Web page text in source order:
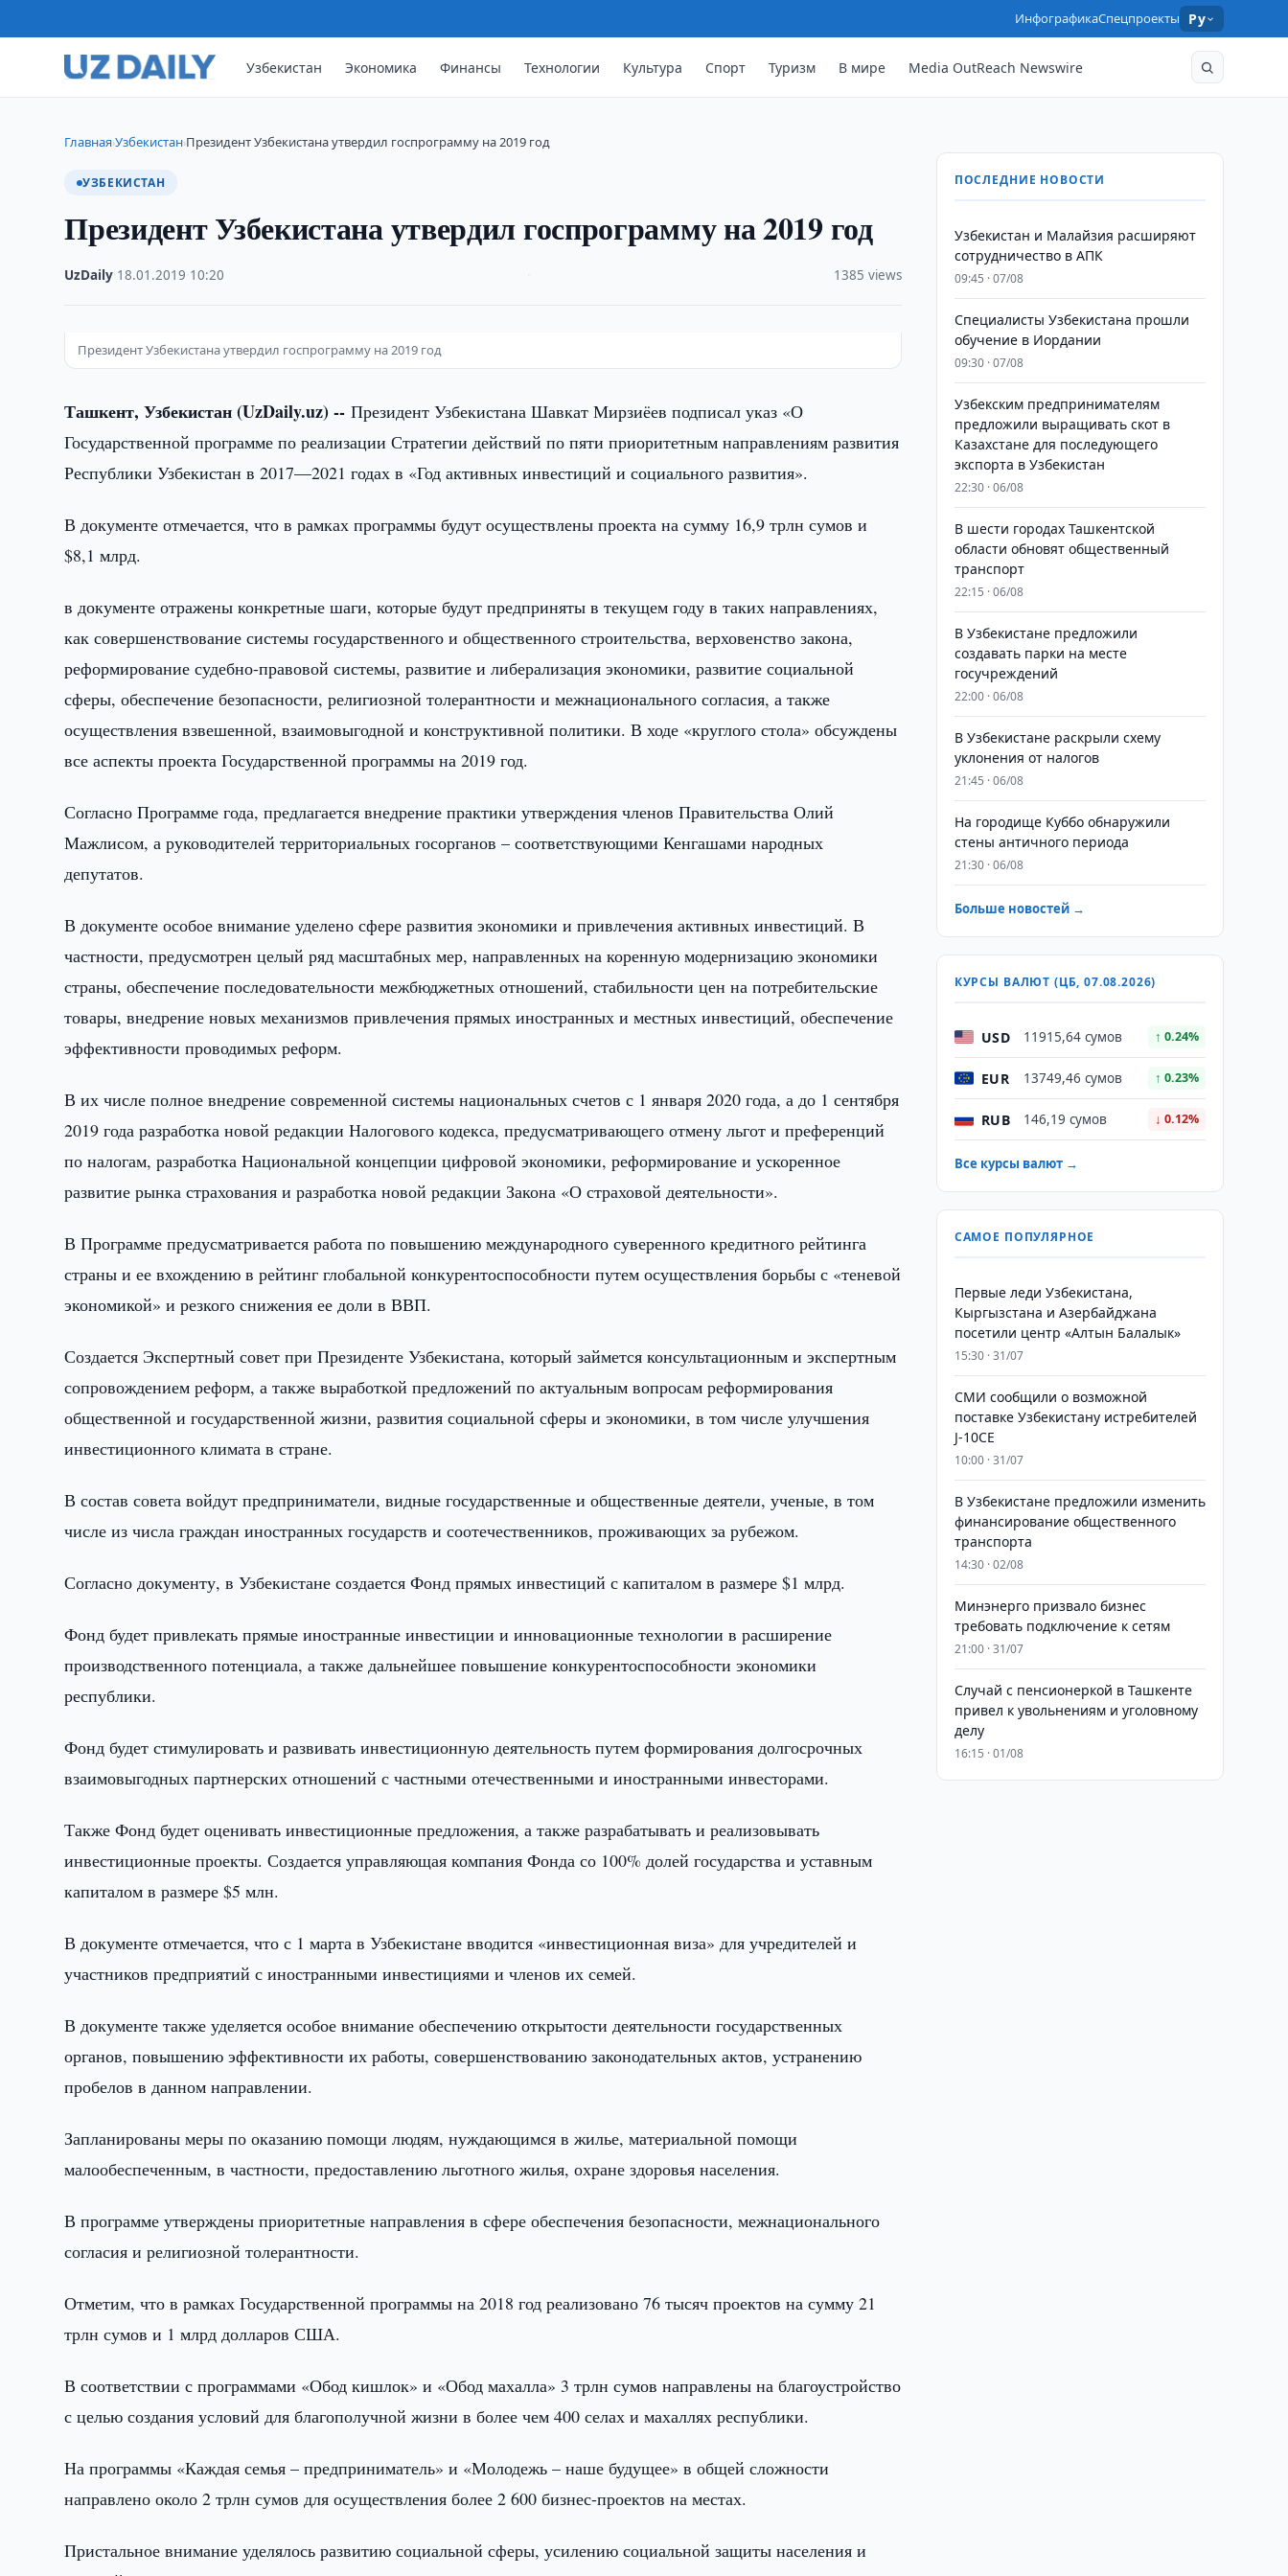
ИнфографикаСпецпроекты Ру
Узбекистан Экономика Финансы Технологии Культура Спорт Туризм В мире Media OutReach Newswire
Главная›Узбекистан›Президент Узбекистана утвердил госпрограмму на 2019 год
УЗБЕКИСТАН
Президент Узбекистана утвердил госпрограмму на 2019 год
UzDaily 18.01.2019 10:20 1385 views
Президент Узбекистана утвердил госпрограмму на 2019 год
Ташкент, Узбекистан (UzDaily.uz) --Президент Узбекистана Шавкат Мирзиёев подписал указ «О
Государственной программе по реализации Стратегии действий по пяти приоритетным направлениям развития
Республики Узбекистан в 2017—2021 годах в «Год активных инвестиций и социального развития».
В документе отмечается, что в рамках программы будут осуществлены проекта на сумму 16,9 трлн сумов и
$8,1 млрд.
в документе отражены конкретные шаги, которые будут предприняты в текущем году в таких направлениях,
как совершенствование системы государственного и общественного строительства, верховенство закона,
реформирование судебно-правовой системы, развитие и либерализация экономики, развитие социальной
сферы, обеспечение безопасности, религиозной толерантности и межнационального согласия, а также
осуществления взвешенной, взаимовыгодной и конструктивной политики. В ходе «круглого стола» обсуждены
все аспекты проекта Государственной программы на 2019 год.
Согласно Программе года, предлагается внедрение практики утверждения членов Правительства Олий
Мажлисом, а руководителей территориальных госорганов – соответствующими Кенгашами народных
депутатов.
В документе особое внимание уделено сфере развития экономики и привлечения активных инвестиций. В
частности, предусмотрен целый ряд масштабных мер, направленных на коренную модернизацию экономики
страны, обеспечение последовательности межбюджетных отношений, стабильности цен на потребительские
товары, внедрение новых механизмов привлечения прямых иностранных и местных инвестиций, обеспечение
эффективности проводимых реформ.
В их числе полное внедрение современной системы национальных счетов с 1 января 2020 года, а до 1 сентября
2019 года разработка новой редакции Налогового кодекса, предусматривающего отмену льгот и преференций
по налогам, разработка Национальной концепции цифровой экономики, реформирование и ускоренное
развитие рынка страхования и разработка новой редакции Закона «О страховой деятельности».
В Программе предусматривается работа по повышению международного суверенного кредитного рейтинга
страны и ее вхождению в рейтинг глобальной конкурентоспособности путем осуществления борьбы с «теневой
экономикой» и резкого снижения ее доли в ВВП.
Создается Экспертный совет при Президенте Узбекистана, который займется консультационным и экспертным
сопровождением реформ, а также выработкой предложений по актуальным вопросам реформирования
общественной и государственной жизни, развития социальной сферы и экономики, в том числе улучшения
инвестиционного климата в стране.
В состав совета войдут предприниматели, видные государственные и общественные деятели, ученые, в том
числе из числа граждан иностранных государств и соотечественников, проживающих за рубежом.
Согласно документу, в Узбекистане создается Фонд прямых инвестиций с капиталом в размере $1 млрд.
Фонд будет привлекать прямые иностранные инвестиции и инновационные технологии в расширение
производственного потенциала, а также дальнейшее повышение конкурентоспособности экономики
республики.
Фонд будет стимулировать и развивать инвестиционную деятельность путем формирования долгосрочных
взаимовыгодных партнерских отношений с частными отечественными и иностранными инвесторами.
Также Фонд будет оценивать инвестиционные предложения, а также разрабатывать и реализовывать
инвестиционные проекты. Создается управляющая компания Фонда со 100% долей государства и уставным
капиталом в размере $5 млн.
В документе отмечается, что с 1 марта в Узбекистане вводится «инвестиционная виза» для учредителей и
участников предприятий с иностранными инвестициями и членов их семей.
В документе также уделяется особое внимание обеспечению открытости деятельности государственных
органов, повышению эффективности их работы, совершенствованию законодательных актов, устранению
пробелов в данном направлении.
Запланированы меры по оказанию помощи людям, нуждающимся в жилье, материальной помощи
малообеспеченным, в частности, предоставлению льготного жилья, охране здоровья населения.
В программе утверждены приоритетные направления в сфере обеспечения безопасности, межнационального
согласия и религиозной толерантности.
Отметим, что в рамках Государственной программы на 2018 год реализовано 76 тысяч проектов на сумму 21
трлн сумов и 1 млрд долларов США.
В соответствии с программами «Обод кишлок» и «Обод махалла» 3 трлн сумов направлены на благоустройство
с целью создания условий для благополучной жизни в более чем 400 селах и махаллях республики.
На программы «Каждая семья – предприниматель» и «Молодежь – наше будущее» в общей сложности
направлено около 2 трлн сумов для осуществления более 2 600 бизнес-проектов на местах.
Пристальное внимание уделялось развитию социальной сферы, усилению социальной защиты населения и
ПОСЛЕДНИЕ НОВОСТИ
Узбекистан и Малайзия расширяют
сотрудничество в АПК
09:45 · 07/08
Специалисты Узбекистана прошли
обучение в Иордании
09:30 · 07/08
Узбекским предпринимателям
предложили выращивать скот в
Казахстане для последующего
экспорта в Узбекистан
22:30 · 06/08
В шести городах Ташкентской
области обновят общественный
транспорт
22:15 · 06/08
В Узбекистане предложили
создавать парки на месте
госучреждений
22:00 · 06/08
В Узбекистане раскрыли схему
уклонения от налогов
21:45 · 06/08
На городище Куббо обнаружили
стены античного периода
21:30 · 06/08
Больше новостей →
КУРСЫ ВАЛЮТ (ЦБ, 07.08.2026)
USD 11915,64 сумов ↑ 0.24%
EUR 13749,46 сумов ↑ 0.23%
RUB 146,19 сумов ↓ 0.12%
Все курсы валют →
САМОЕ ПОПУЛЯРНОЕ
Первые леди Узбекистана,
Кыргызстана и Азербайджана
посетили центр «Алтын Балалык»
15:30 · 31/07
СМИ сообщили о возможной
поставке Узбекистану истребителей
J-10CE
10:00 · 31/07
В Узбекистане предложили изменить
финансирование общественного
транспорта
14:30 · 02/08
Минэнерго призвало бизнес
требовать подключение к сетям
21:00 · 31/07
Случай с пенсионеркой в Ташкенте
привел к увольнениям и уголовному
делу
16:15 · 01/08